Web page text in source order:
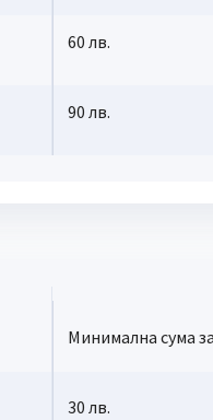
60 лв.
90 лв.
Минимална сума
30 лв.